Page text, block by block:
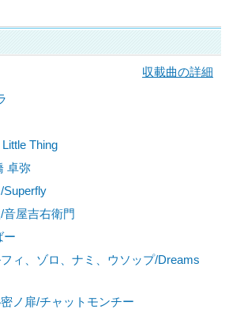
収載曲の詳細
Thing
卓弥
Superfly
音屋吉右衛門
ー
ィ、ゾロ、ナミ、ウソップ/Dreams
ノ扉/チャットモンチー